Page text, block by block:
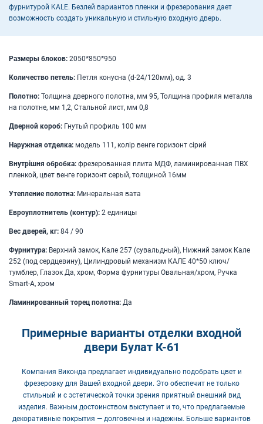
фурнитурой KALE. Безлей вариантов пленки и фрезерования дает
возможность создать уникальную и стильную входную дверь.
Размеры блоков: 2050*850*950
Количество петель: Петля конусна (d-24/120мм), од. 3
Полотно: Толщина дверного полотна, мм 95, Толщина профиля металла
на полотне, мм 1,2, Стальной лист, мм 0,8
Дверной короб: Гнутый профиль 100 мм
Наружная отделка: модель 111, колір венге горизонт сірий
Внутрішня обробка: фрезерованная плита МДФ, ламинированная ПВХ
пленкой, цвет венге горизонт серый, толщиной 16мм
Утепление полотна: Минеральная вата
Евроуплотнитель (контур): 2 единицы
Вес дверей, кг: 84 / 90
Фурнитура: Верхний замок, Кале 257 (сувальдный), Нижний замок Кале
252 (под сердцевину), Цилиндровый механизм КАЛЕ 40*50 ключ/
тумблер, Глазок Да, хром, Форма фурнитуры Овальная/хром, Ручка
Smart-A, хром
Ламинированный торец полотна: Да
Примерные варианты отделки входной
двери Булат К-61
Компания Виконда предлагает индивидуально подобрать цвет и
фрезеровку для Вашей входной двери. Это обеспечит не только
стильный и с эстетической точки зрения приятный внешний вид
изделия. Важным достоинством выступает и то, что предлагаемые
декоративные покрытия — долговечны и надежны. Больше вариантов